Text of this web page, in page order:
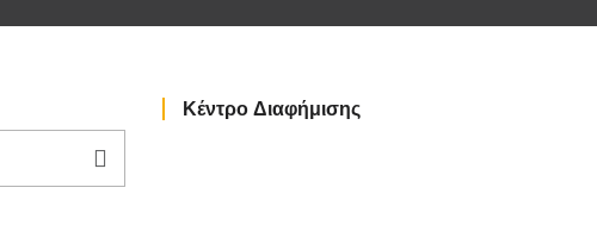
Κέντρο Διαφήμισης